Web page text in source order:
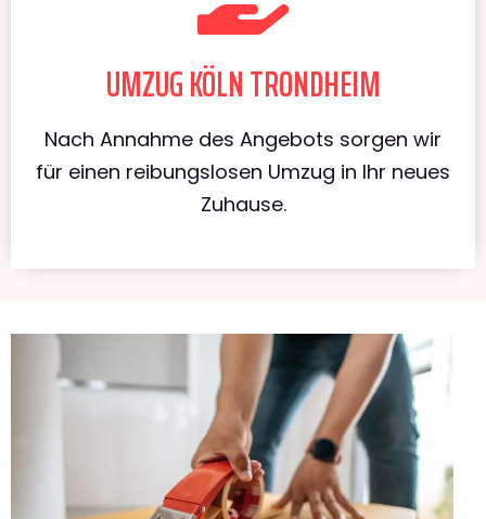
UMZUG KÖLN TRONDHEIM
Nach Annahme des Angebots sorgen wir
für einen reibungslosen Umzug in Ihr neues
Zuhause.